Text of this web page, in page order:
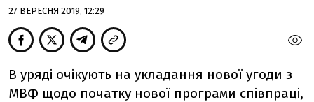
27 ВЕРЕСНЯ 2019, 12:29
В уряді очікують на укладання нової угоди з
МВФ щодо початку нової програми співпраці,